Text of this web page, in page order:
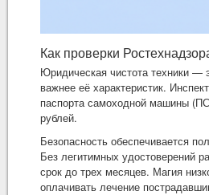
Как проверки
Юридическая чистота техники —
важнее её характеристик.
паспорта самоходной машины
рублей.
Безопасность обеспечивается
Без легитимных удостоверений
срок до трех месяцев. Магия
оплачивать лечение